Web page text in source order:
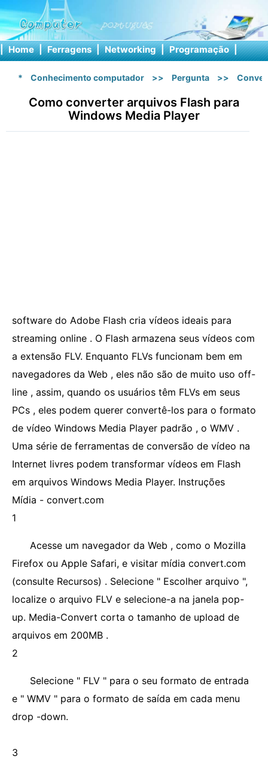
| Home | Ferragens | Networking | Programação |
* Conhecimento computador >> Pergunta >>
Como converter arquivos Flash para
Windows Media Player
software do Adobe Flash cria vídeos ideais para
streaming online . O Flash armazena seus vídeos com
a extensão FLV. Enquanto FLVs funcionam bem em
navegadores da Web , eles não são de muito uso off-
line , assim, quando os usuários têm FLVs em seus
PCs , eles podem querer convertê-los para o formato
de vídeo Windows Media Player padrão , o WMV .
Uma série de ferramentas de conversão de vídeo na
Internet livres podem transformar vídeos em Flash
em arquivos Windows Media Player. Instruções
Mídia - convert.com
1
Acesse um navegador da Web , como o Mozilla
Firefox ou Apple Safari, e visitar mídia convert.com
(consulte Recursos) . Selecione " Escolher arquivo ",
localize o arquivo FLV e selecione-a na janela pop-
up. Media-Convert corta o tamanho de upload de
arquivos em 200MB .
2
Selecione " FLV " para o seu formato de entrada
e " WMV " para o formato de saída em cada menu
drop -down.
3